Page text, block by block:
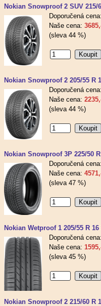
Nokian Snowproof 2 SUV 215/
Doporučená
Naše cena:
(sleva 44 %)
Nokian Snowproof 2 205/55 R
Doporučená
Naše cena:
(sleva 44 %)
Nokian Snowproof 3P 225/50
Doporučená
Naše cena:
(sleva 47 %)
Nokian Wetproof 1 205/55 R 16
Doporučená
Naše cena:
(sleva 45 %)
Nokian Snowproof 2 215/60 R